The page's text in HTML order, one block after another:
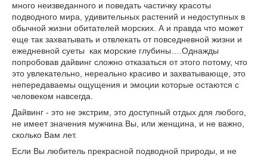
много неизведанного и поведать частичку красоты
подводного мира, удивительных растений и недоступных в
обычной жизни обитателей морских. А и правда что может
еще так захватывать и отвлекать от повседневной жизни и
ежедневной суеты как морские глубины….Однажды
попробовав дайвинг сложно отказаться от этого потому, что
это увлекательно, нереально красиво и захватывающе, это
непередаваемы ощущения и эмоции которые остаются с
человеком навсегда.
Дайвинг - это не экстрим, это доступный отдых для любого,
не имеет значения мужчина Вы, или женщина, и не важно,
сколько Вам лет.
Если Вы любитель прекрасной подводной природы, и не